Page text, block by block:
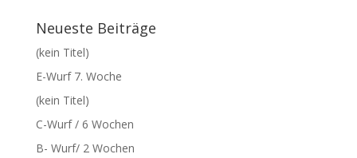
Neueste Beiträge
(kein Titel)
E-Wurf 7. Woche
(kein Titel)
C-Wurf / 6 Wochen
B- Wurf/ 2 Wochen